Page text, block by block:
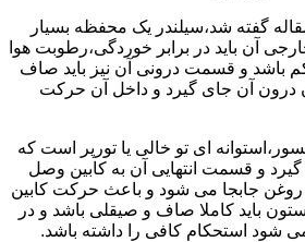
گفته شد،سیلندر یک محفظه بسیار
آن باید در برابر خوردگی،رطوبت هوا
باشد و قسمت درونی آن نیز باید صاف
درون آن جای گیرد و داخل آن حرکت
ای تو خالی یا تورپر است که
و قسمت انتهایی آن به کابین وصل
جابجا می شود و باعث حرکت کابین
باید کاملا صاف و صیقلی باشد و در
شود استحکام کافی را داشته باشد.